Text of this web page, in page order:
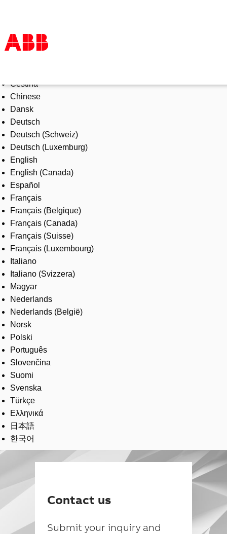
Products & Solutions
Industries
Services
About us
Where to buy
Contact us
Careers
Čeština
Chinese
Dansk
Deutsch
Deutsch (Schweiz)
Deutsch (Luxemburg)
English
English (Canada)
Español
Français
Français (Belgique)
Français (Canada)
Français (Suisse)
Français (Luxembourg)
Italiano
Italiano (Svizzera)
Magyar
Nederlands
Nederlands (België)
Norsk
Polski
Português
Slovenčina
Suomi
Svenska
Türkçe
Ελληνικά
日本語
한국어
Contact us
Submit your inquiry and